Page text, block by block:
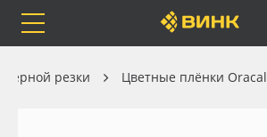
резки Цветные плёнки Oracal